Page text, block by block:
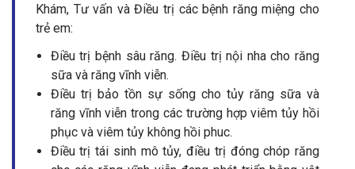
Khám, Tư vấn và Điều trị các bệnh răng miệng cho
trẻ em:
Điều trị bệnh sâu răng. Điều trị nội nha cho răng
sữa và răng vĩnh viễn.
Điều trị bảo tồn sự sống cho tủy răng sữa và
răng vĩnh viễn trong các trường hợp viêm tủy hồi
phục và viêm tủy không hồi phuc.
Điều trị tái sinh mô tủy, điều trị đóng chóp răng